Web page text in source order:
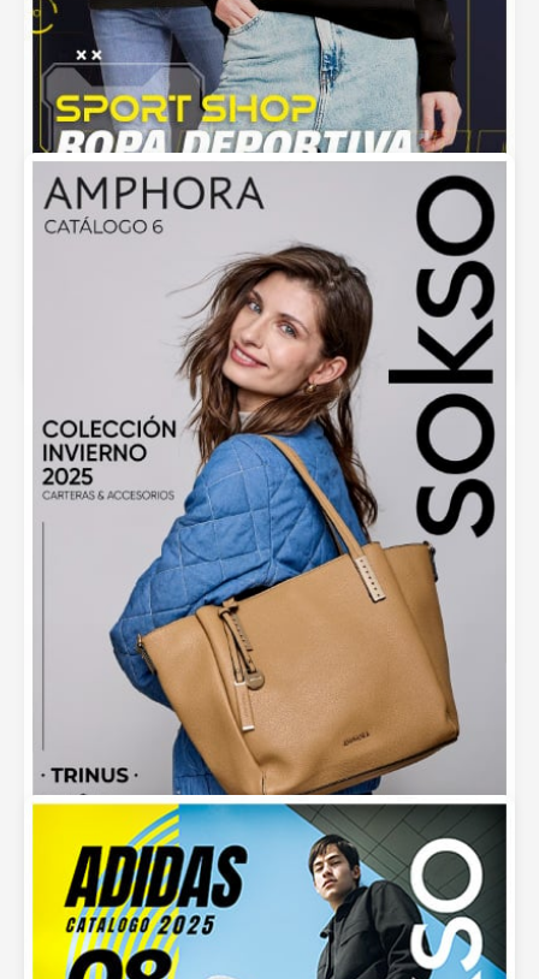
Calzado y Ropa Deportiva Sokso – Nuevas
Ofertas Primavera…
septiembre 5, 2025
Sokso: Oportunidad de Negocio – Consultora
Primavera 2025